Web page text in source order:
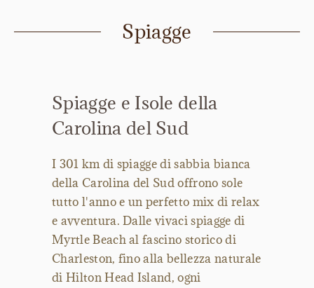
Spiagge
Spiagge e Isole della
Carolina del Sud
I 301 km di spiagge di sabbia bianca
della Carolina del Sud offrono sole
tutto l'anno e un perfetto mix di relax
e avventura. Dalle vivaci spiagge di
Myrtle Beach al fascino storico di
Charleston, fino alla bellezza naturale
di Hilton Head Island, ogni